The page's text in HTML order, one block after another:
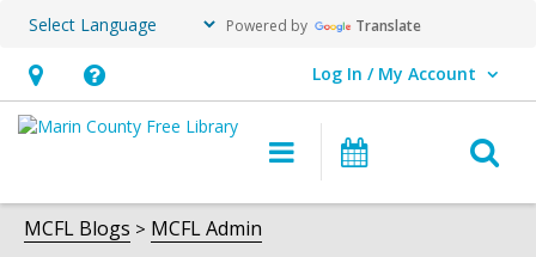
Powered by Translate
Hours
&
opens
an
Help,
opens
overlay
Log In / My Account
User Log In / My Account.
Main
navigation
MCFL Blogs MCFL Admin